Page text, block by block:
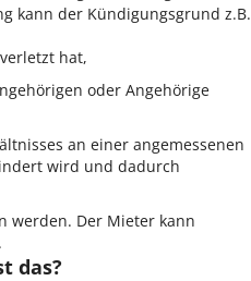
kann der Kündigungsgrund z.B.
hat,
oder Angehörige
an einer angemessenen
wird und dadurch
werden. Der Mieter kann
das?